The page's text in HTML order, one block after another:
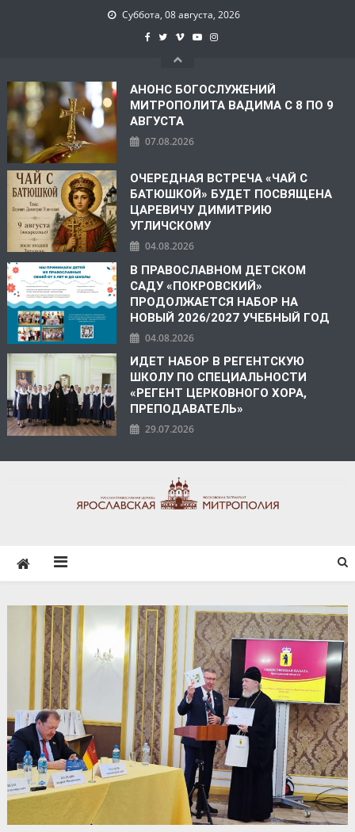
Суббота, 08 августа, 2026
АНОНС БОГОСЛУЖЕНИЙ
МИТРОПОЛИТА ВАДИМА С 8 ПО 9
АВГУСТА
07.08.2026
ОЧЕРЕДНАЯ ВСТРЕЧА «ЧАЙ С
БАТЮШКОЙ» БУДЕТ ПОСВЯЩЕНА
ЦАРЕВИЧУ ДИМИТРИЮ
УГЛИЧСКОМУ
04.08.2026
В ПРАВОСЛАВНОМ ДЕТСКОМ
САДУ «ПОКРОВСКИЙ»
ПРОДОЛЖАЕТСЯ НАБОР НА
НОВЫЙ 2026/2027 УЧЕБНЫЙ ГОД
04.08.2026
ИДЕТ НАБОР В РЕГЕНТСКУЮ
ШКОЛУ ПО СПЕЦИАЛЬНОСТИ
«РЕГЕНТ ЦЕРКОВНОГО ХОРА,
ПРЕПОДАВАТЕЛЬ»
29.07.2026